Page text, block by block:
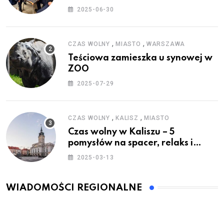
Wakacje”
2025-06-30
CZAS WOLNY , MIASTO , WARSZAWA
Teściowa zamieszka u synowej w
ZOO
2025-07-29
CZAS WOLNY , KALISZ , MIASTO
Czas wolny w Kaliszu – 5
pomysłów na spacer, relaks i
rodzinne atrakcje
2025-03-13
WIADOMOŚCI REGIONALNE